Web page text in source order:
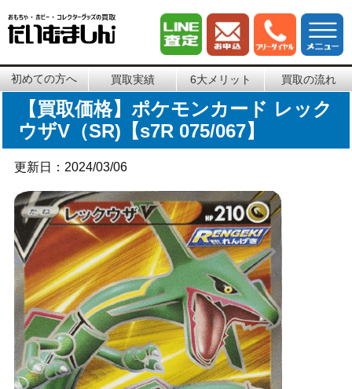
初めての方へ 買取実績 6大メリット 買取の流れ
【買取価格】ポケモンカード レック
ウザV（SR)【s7R 075/067】
更新日：2024/03/06